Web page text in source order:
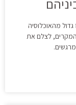
גדול מהאוכלוסיה
לצלם את